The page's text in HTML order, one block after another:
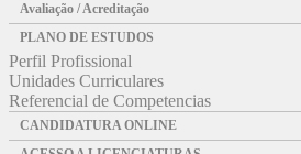
Avaliação / Acreditação
PLANO DE ESTUDOS
Perfil Profissional
Unidades Curriculares
Referencial de Competencias
CANDIDATURA ONLINE